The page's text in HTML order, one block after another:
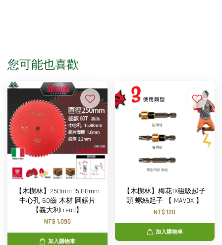
您可能也喜歡
【木樹林】250mm 15.88mm
中心孔 60齒 木材 圓鋸片
【義大利Freud】
NT$ 1,090
加入購物車
【木樹林】梅花TX磁吸起子
頭 螺絲起子 【 MAVOX 】
NT$ 120
加入購物車